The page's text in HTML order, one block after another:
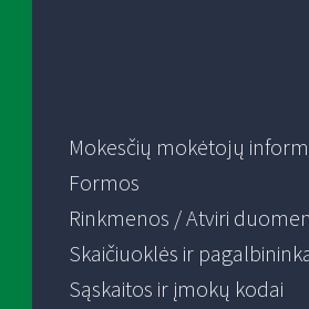
Mokesčių mokėtojų
Formos
Rinkmenos / Atviri
Skaičiuoklės ir
Sąskaitos ir įmokų kodai